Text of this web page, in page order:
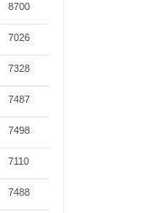
8700
7026
7328
7487
7498
7110
7488